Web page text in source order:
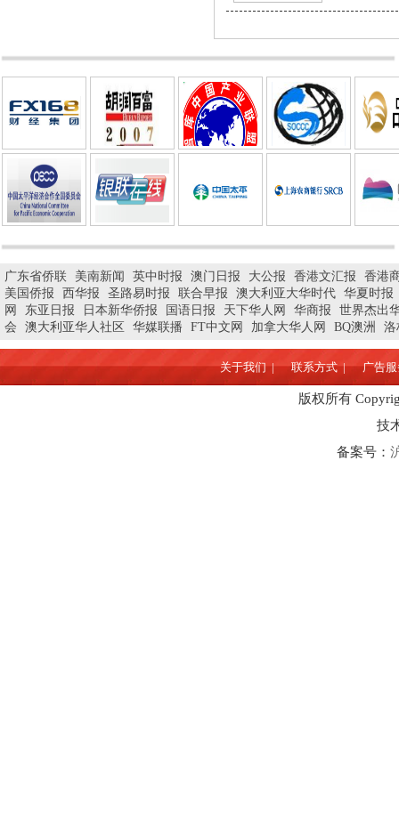
广东省侨联 美南新闻 英中时报 澳门日报 大公报 香港文汇报
香港
美国侨报
西华报 圣路易时报 联合早报 澳大利亚大华时代 华夏时报
网
东亚日报 日本新华侨报 国语日报 天下华人网 华商报
世界杰出
会
澳大利亚华人社区 华媒联播 FT中文网 加拿大华人网 BQ澳洲 洛
关于我们 | 联系方式 | 广告
版权所有
技
备案号：